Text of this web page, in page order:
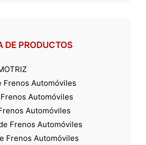
DE PRODUCTOS
Frenos Automóviles
Automóviles
Automóviles
Frenos Automóviles
Frenos Automóviles